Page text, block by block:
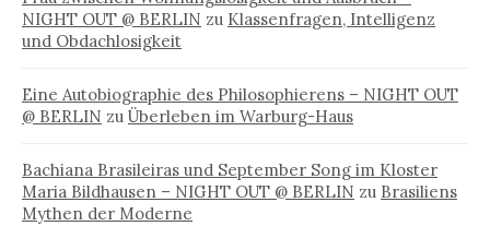
NIGHT OUT @ BERLIN zu Klassenfragen, Intelligenz
und Obdachlosigkeit
Eine Autobiographie des Philosophierens – NIGHT OUT
@ BERLIN zu Überleben im Warburg-Haus
Bachiana Brasileiras und September Song im Kloster
Maria Bildhausen – NIGHT OUT @ BERLIN zu Brasiliens
Mythen der Moderne